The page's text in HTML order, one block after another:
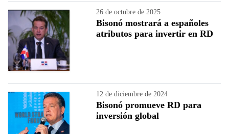
26 de octubre de 2025
Bisonó mostrará a españoles
atributos para invertir en RD
12 de diciembre de 2024
Bisonó promueve RD para
inversión global